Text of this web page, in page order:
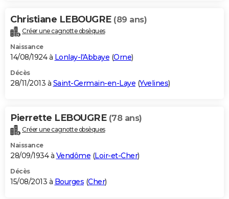
Christiane LEBOUGRE (89 ans)
Créer une cagnotte obsèques
Naissance
14/08/1924 à Lonlay-l'Abbaye (Orne)
Décès
28/11/2013 à Saint-Germain-en-Laye (Yvelines)
Pierrette LEBOUGRE (78 ans)
Créer une cagnotte obsèques
Naissance
28/09/1934 à Vendôme (Loir-et-Cher)
Décès
15/08/2013 à Bourges (Cher)